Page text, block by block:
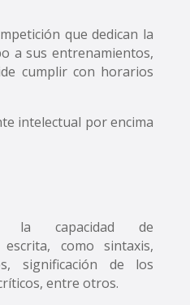
que dedican la
a sus entrenamientos,
cumplir con horarios
intelectual por encima
la capacidad de
como sintaxis,
significación de los
entre otros.